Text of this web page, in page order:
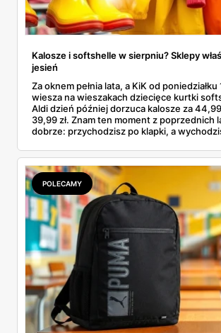
Kalosze i softshelle w sierpniu? Sklepy
jesień
Za oknem pełnia lata, a KiK od
wiesza na wieszakach dziecięce kurtki
Aldi dzień później dorzuca kalosze za
39,99 zł. Znam ten moment z poprzednich
dobrze: przychodzisz po klapki, a
pojawi się w gazetkach w przyszłym
sens kupować jesień, zanim skończą się
POLECAMY